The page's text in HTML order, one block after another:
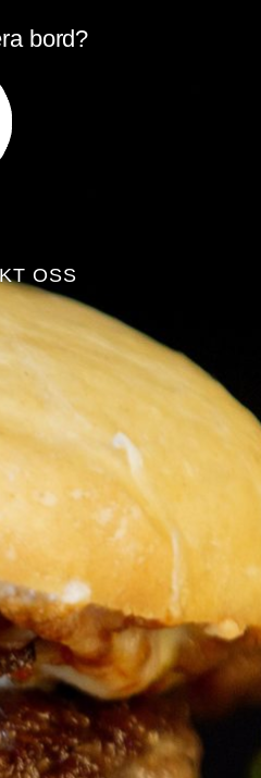
OSS
bord?